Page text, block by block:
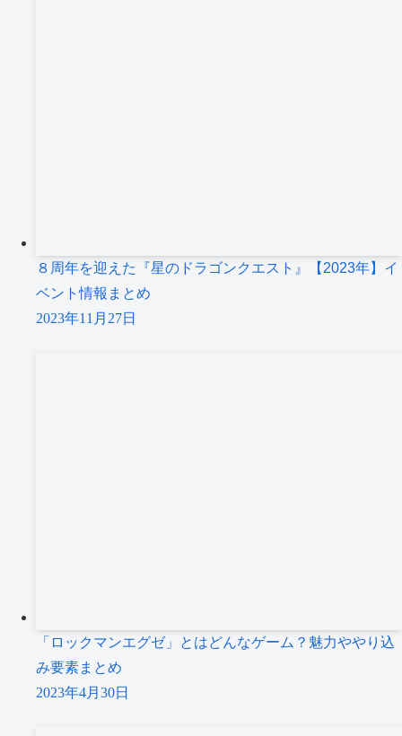
８周年を迎えた『星のドラゴンクエスト』【2023年】イ
ベント情報まとめ
2023年11月27日
「ロックマンエグゼ」とはどんなゲーム？魅力ややり込
み要素まとめ
2023年4月30日